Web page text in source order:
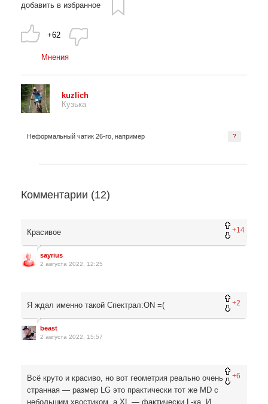
добавить в избранное
+62
Мнения
kuzlich
Кузька
?
Неформальный чатик 26-го, например
Комментарии (12)
+14
Красивое
sayrius
2 августа 2022, 12:25
+2
Я ждал именно такой Спектрал:ON =(
beast
2 августа 2022, 15:57
+6
Всё круто и красиво, но вот геометрия реально очень
странная — размер LG это практически тот же MD с
небольшим хвостиком, а XL — фактически L-ка. И